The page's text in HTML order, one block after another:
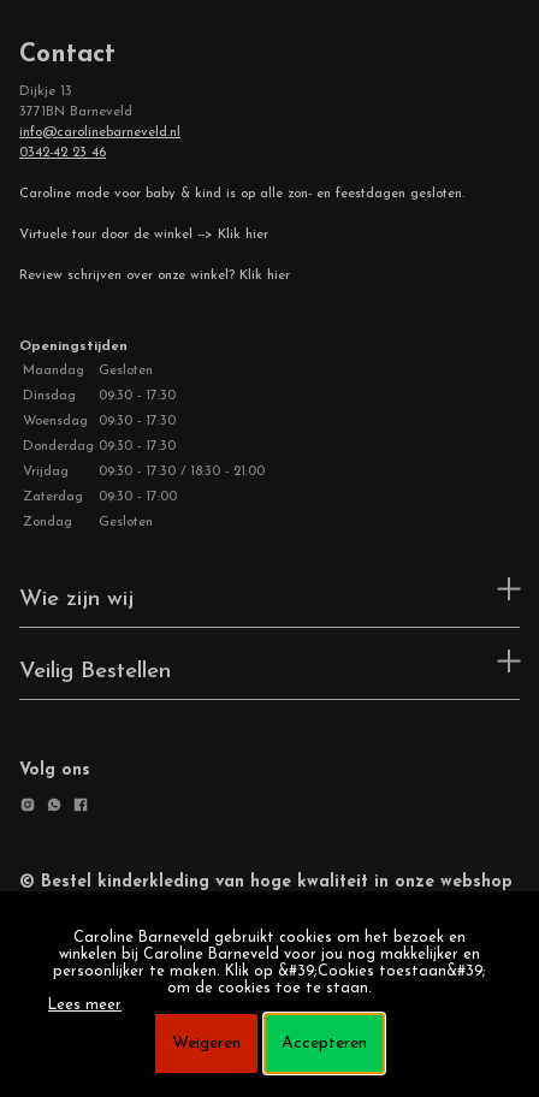
Contact
Dijkje 13
3771BN Barneveld
info@carolinebarneveld.nl
0342-42 23 46
Caroline mode voor baby & kind is op alle zon- en feestdagen gesloten.
Virtuele tour door de winkel --> Klik hier
Review schrijven over onze winkel? Klik hier
Openingstijden
Maandag
Gesloten
Dinsdag
09:30 - 17:30
Woensdag
09:30 - 17:30
Donderdag 09:30 - 17:30
Vrijdag
09:30 - 17:30 / 18:30 - 21:00
Zaterdag
09:30 - 17:00
Zondag
Gesloten
Wie zijn wij
Veilig Bestellen
Volg ons
© Bestel kinderkleding van hoge kwaliteit in onze webshop
Caroline Barneveld gebruikt cookies om het bezoek en
winkelen bij Caroline Barneveld voor jou nog makkelijker en
persoonlijker te maken. Klik op &#39;Cookies toestaan&#39;
om de cookies toe te staan.
Lees meer
Weigeren Accepteren